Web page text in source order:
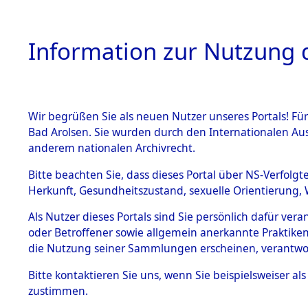
HOME
BESTÄNDE
Inhaftierungsdoku
mente
5. Verschiedenes
Todesmärsche
5.3.1 Alliierte
Information zur Nutzung
Wir begrüßen Sie als neuen Nutzer unseres Portals!
Bad Arolsen. Sie wurden durch den Internationalen
anderem nationalen Archivrecht.
Bitte beachten Sie, dass dieses Portal über NS-
Herkunft, Gesundheitszustand, sexuelle
Als Nutzer dieses Portals sind Sie persönlich dafür
oder Betroffener sowie allgemein anerkannte
die Nutzung seiner Sammlungen erscheinen,
Bitte kontaktieren Sie uns, wenn Sie beispielsweiser
zustimmen.